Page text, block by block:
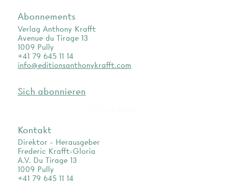
Abonnements
Verlag Anthony Krafft
Avenue du Tirage 13
1009 Pully
+41 79 645 11 14
info@editionsanthonykrafft.com
Sich abonnieren
Kontakt
Direktor - Herausgeber
Frederic Krafft-Gloria
A.V. Du Tirage 13
1009 Pully
+41 79 645 11 14